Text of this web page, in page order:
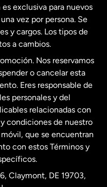
exclusiva para nuevos
vez por persona. Se
y cargos. Los tipos de
a cambios.
Nos reservamos
o cancelar esta
Eres responsable de
personales y del
relacionadas con
condiciones de nuestro
que se encuentran
con estos Términos y
Claymont, DE 19703,